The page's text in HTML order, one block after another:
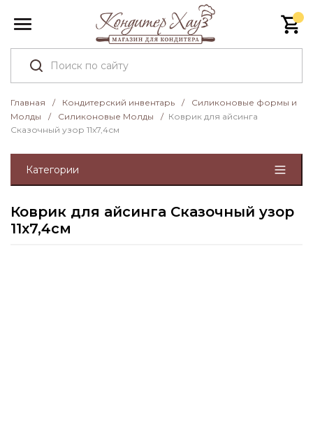
Главная / Кондитерский инвентарь /
Силиконовые формы и
Молды
/ Силиконовые Молды / Коврик для айсинга
Сказочный узор 11х7,4см
Категории
Коврик для айсинга Сказочный узор
11х7,4см